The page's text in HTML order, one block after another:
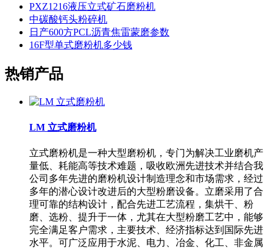
PXZ1216液压立式矿石磨粉机
中碳酸钙头粉碎机
日产600方PCL沥青焦雷蒙磨参数
16F型单式磨粉机多少钱
热销产品
LM 立式磨粉机
立式磨粉机是一种大型磨粉机，专门为解决工业磨机产
量低、耗能高等技术难题，吸收欧洲先进技术并结合我
公司多年先进的磨粉机设计制造理念和市场需求，经过
多年的潜心设计改进后的大型粉磨设备。立磨采用了合
理可靠的结构设计，配合先进工艺流程，集烘干、粉
磨、选粉、提升于一体，尤其在大型粉磨工艺中，能够
完全满足客户需求，主要技术、经济指标达到国际先进
水平。可广泛应用于水泥、电力、冶金、化工、非金属